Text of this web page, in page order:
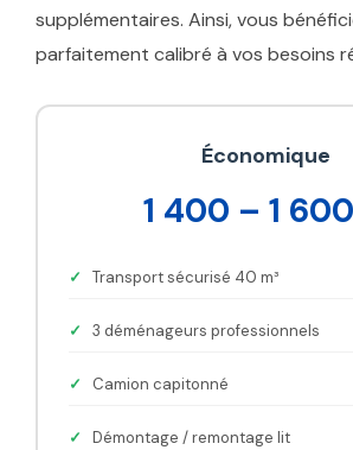
supplémentaires. Ainsi, vous
parfaitement calibré à vos besoins
Économique
1 400 – 1
Transport sécurisé 40 m³
3 déménageurs professionnels
Camion capitonné
Démontage / remontage lit